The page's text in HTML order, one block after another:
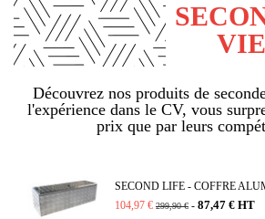
VIE
Découvrez nos produits de
l'expérience dans le CV, vous
prix que par leurs
SECOND LIFE - COFFRE
104,97 € 299,90 € - 87,47 € HT